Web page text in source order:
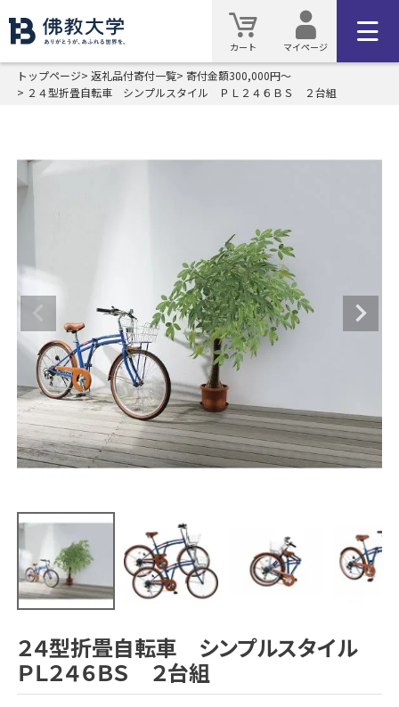
カート マイページ
トップページ 返礼品付寄付一覧
寄付金額300,000円～
２４型折畳自転車 シンプルスタイル ＰＬ２４６ＢＳ ２台組
２４型折畳自転車 シンプルスタイル
ＰＬ２４６ＢＳ ２台組